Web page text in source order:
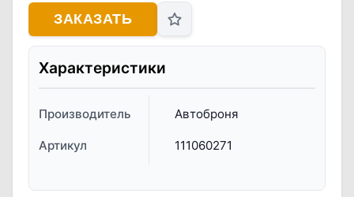
ЗАКАЗАТЬ
Характеристики
Производитель Автоброня
Артикул 111060271